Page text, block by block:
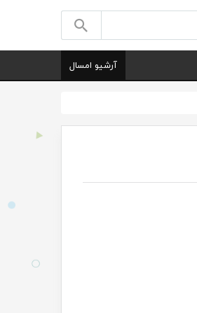
آرشیو امسال